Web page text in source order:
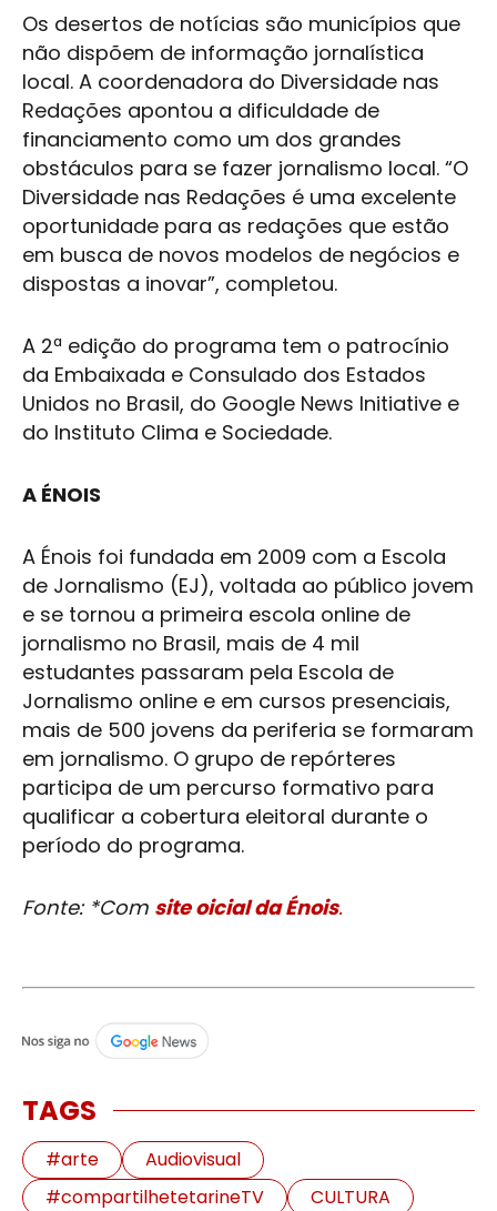
Os desertos de notícias são municípios que
não dispõem de informação jornalística
local. A coordenadora do Diversidade nas
Redações apontou a dificuldade de
financiamento como um dos grandes
obstáculos para se fazer jornalismo local. “O
Diversidade nas Redações é uma excelente
oportunidade para as redações que estão
em busca de novos modelos de negócios e
dispostas a inovar”, completou.
A 2ª edição do programa tem o patrocínio
da Embaixada e Consulado dos Estados
Unidos no Brasil, do Google News Initiative e
do Instituto Clima e Sociedade.
A ÉNOIS
A Énois foi fundada em 2009 com a Escola
de Jornalismo (EJ), voltada ao público jovem
e se tornou a primeira escola online de
jornalismo no Brasil, mais de 4 mil
estudantes passaram pela Escola de
Jornalismo online e em cursos presenciais,
mais de 500 jovens da periferia se formaram
em jornalismo. O grupo de repórteres
participa de um percurso formativo para
qualificar a cobertura eleitoral durante o
período do programa.
Fonte: *Com site oicial da Énois.
TAGS
#arte
Audiovisual
#compartilhetetarineTV
CULTURA